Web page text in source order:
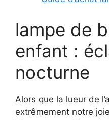
lampe de
enfant :
nocturne
Alors que la lueur de
extrêmement notre